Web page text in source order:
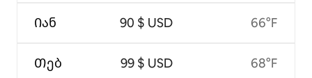
Იან
Თებ
90 $ USD
99 $ USD
66°F
68°F